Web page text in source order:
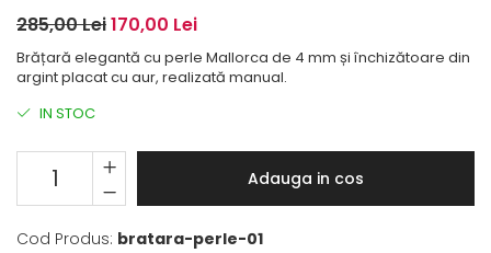
285,00 Lei170,00 Lei
Brățară elegantă cu perle Mallorca de 4 mm și închizătoare din
argint placat cu aur, realizată manual.
IN STOC
Adauga in cos
Cod Produs: bratara-perle-01